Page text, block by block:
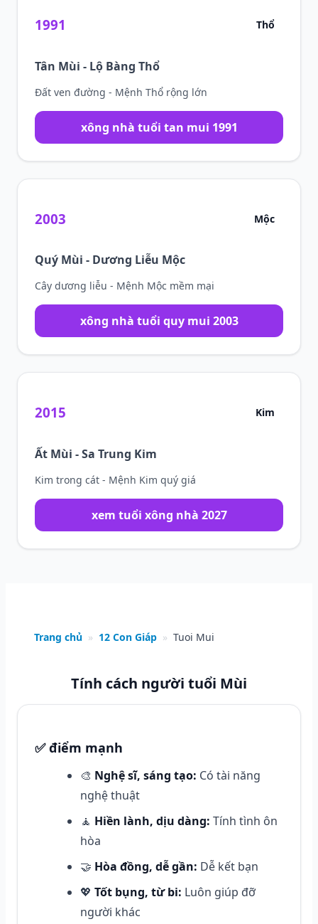
1991 Thổ
Tân Mùi - Lộ Bàng Thổ
Đất ven đường - Mệnh Thổ rộng lớn
xông nhà tuổi tan mui 1991
2003 Mộc
Quý Mùi - Dương Liễu Mộc
Cây dương liễu - Mệnh Mộc mềm mại
xông nhà tuổi quy mui 2003
2015 Kim
Ất Mùi - Sa Trung Kim
Kim trong cát - Mệnh Kim quý giá
xem tuổi xông nhà 2027
Trang chủ » 12 Con Giáp » Tuoi Mui
Tính cách người tuổi Mùi
✅ điểm mạnh
🎨 Nghệ sĩ, sáng tạo: Có tài năng
nghệ thuật
🧘 Hiền lành, dịu dàng: Tính tình ôn
hòa
🤝 Hòa đồng, dễ gần: Dễ kết bạn
💖 Tốt bụng, từ bi: Luôn giúp đỡ
người khác